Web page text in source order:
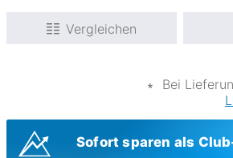
Vergleichen
∗
Bei
Sofort sparen als